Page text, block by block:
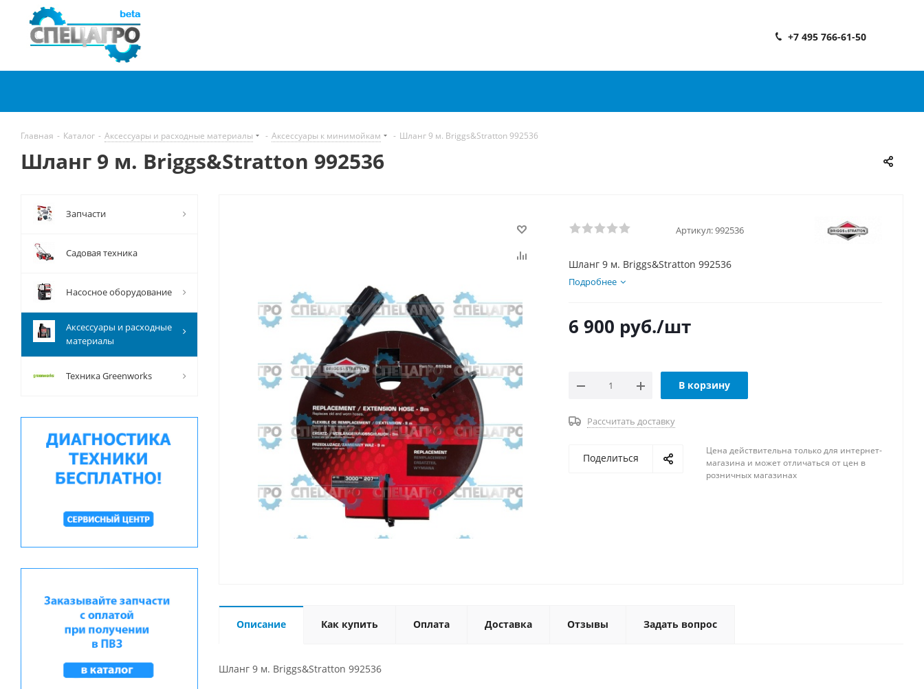
+7 495 766-61-50
Главная - Каталог - Аксессуары и расходные материалы - Аксессуары к минимойкам - Шланг 9 м. Briggs&Stratton 992536
Шланг 9 м. Briggs&Stratton 992536
Артикул:992536
Шланг 9 м. Briggs&Stratton 992536
Подробнее
6 900 руб./шт
В корзину
Рассчитать доставку
Поделиться
Цена действительна только для интернет-
магазина и может отличаться от цен в
розничных магазинах
Описание Как купить Оплата Доставка Отзывы Задать вопрос
Шланг 9 м. Briggs&Stratton 992536
Запчасти
Садовая техника
Насосное оборудование
Аксессуары и расходные
материалы
Техника Greenworks